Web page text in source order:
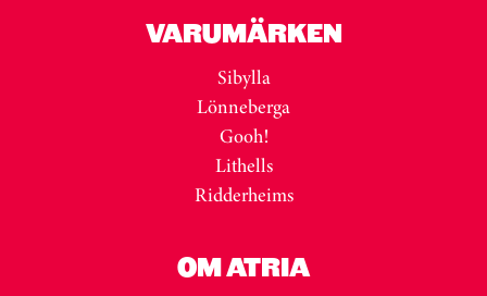
VARUMÄRKEN
Sibylla
Lönneberga
Gooh!
Lithells
Ridderheims
OM ATRIA